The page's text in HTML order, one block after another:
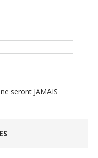
seront JAMAIS